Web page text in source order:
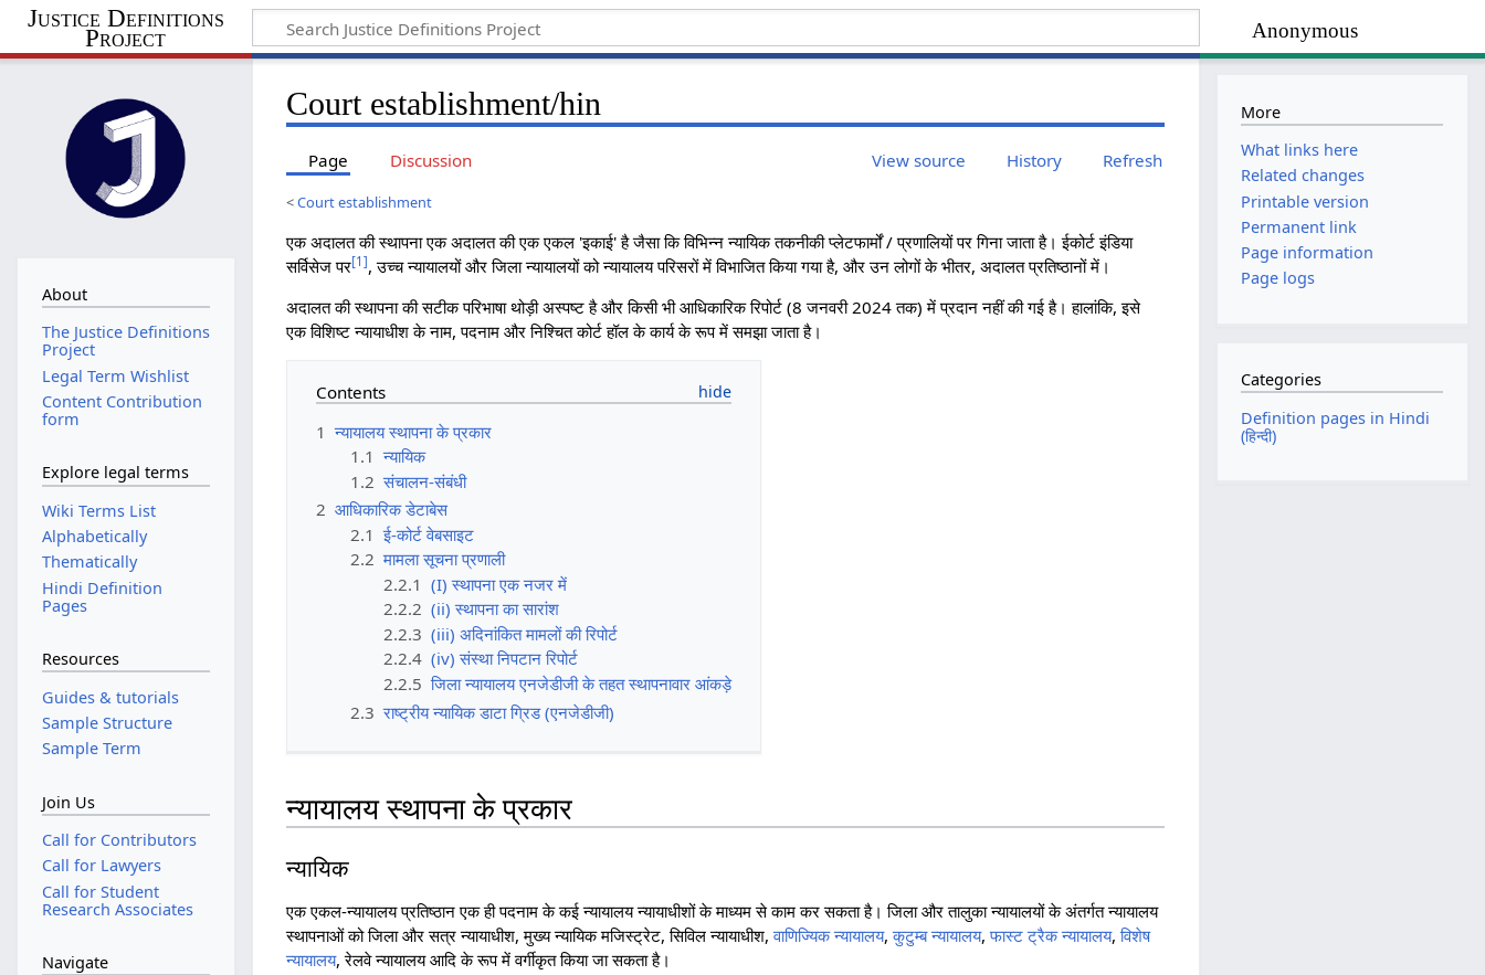
Anonymous
Justice Definitions
Project
Court establishment/hin
Page Discussion View source History Refresh
<Court establishment
एक अदालत की स्थापना एक अदालत की एक एकल 'इकाई' है जैसा कि विभिन्न न्यायिक तकनीकी प्लेटफार्मों / प्रणालियों पर गिना जाता है। ईकोर्ट इंडिया
सर्विसेज पर[1], उच्च न्यायालयों और जिला न्यायालयों को न्यायालय परिसरों में विभाजित किया गया है, और उन लोगों के भीतर, अदालत प्रतिष्ठानों में।
अदालत की स्थापना की सटीक परिभाषा थोड़ी अस्पष्ट है और किसी भी आधिकारिक रिपोर्ट (8 जनवरी 2024 तक) में प्रदान नहीं की गई है। हालांकि, इसे
एक विशिष्ट न्यायाधीश के नाम, पदनाम और निश्चित कोर्ट हॉल के कार्य के रूप में समझा जाता है।
Contents
1 न्यायालय स्थापना के प्रकार
1.1 न्‍यायिक
1.2 संचालन-संबंधी
2 आधिकारिक डेटाबेस
2.1 ई-कोर्ट वेबसाइट
2.2 मामला सूचना प्रणाली
2.2.1 (I) स्थापना एक नजर में
2.2.2 (ii) स्थापना का सारांश
2.2.3 (iii) अदिनांकित मामलों की रिपोर्ट
2.2.4 (iv) संस्था निपटान रिपोर्ट
2.2.5 जिला न्यायालय एनजेडीजी के तहत स्थापनावार आंकड़े
2.3 राष्ट्रीय न्यायिक डाटा ग्रिड (एनजेडीजी)
न्यायालय स्थापना के प्रकार
न्‍यायिक
एक एकल-न्यायालय प्रतिष्ठान एक ही पदनाम के कई न्यायालय न्यायाधीशों के माध्यम से काम कर सकता है। जिला और तालुका न्यायालयों के अंतर्गत न्यायालय
स्थापनाओं को जिला और सत्र न्यायाधीश, मुख्य न्यायिक मजिस्ट्रेट, सिविल न्यायाधीश,वाणिज्यिक न्यायालय,कुटुम्ब न्यायालय,फास्ट ट्रैक न्यायालय,विशेष
न्यायालय, रेलवे न्यायालय आदि के रूप में वर्गीकृत किया जा सकता है।
About
The Justice Definitions
Project
Legal Term Wishlist
Content Contribution
form
Explore legal terms
Wiki Terms List
Alphabetically
Thematically
Hindi Definition
Pages
Resources
Guides & tutorials
Sample Structure
Sample Term
Join Us
Call for Contributors
Call for Lawyers
Call for Student
Research Associates
Navigate
More
What links here
Related changes
Printable version
Permanent link
Page information
Page logs
Categories
Definition pages in Hindi
(हिन्दी)